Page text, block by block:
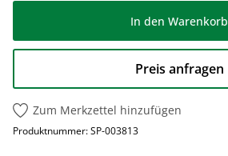
In den Warenkorb
Preis anfragen
Zum Merkzettel hinzufügen
Produktnummer:SP-003813